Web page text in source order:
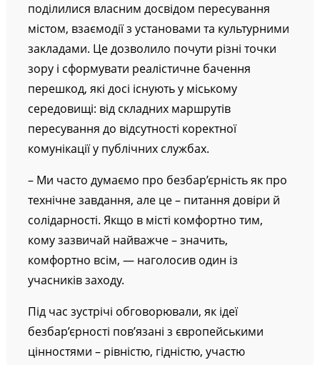
поділилися власним досвідом пересування
містом, взаємодії з установами та культурними
закладами. Це дозволило почути різні точки
зору і сформувати реалістичне бачення
перешкод, які досі існують у міському
середовищі: від складних маршрутів
пересування до відсутності коректної
комунікації у публічних службах.
– Ми часто думаємо про безбар’єрність як про
технічне завдання, але це – питання довіри й
солідарності. Якщо в місті комфортно тим,
кому зазвичай найважче – значить,
комфортно всім, — наголосив один із
учасників заходу.
Під час зустрічі обговорювали, як ідеї
безбар’єрності пов’язані з європейськими
цінностями – рівністю, гідністю, участю